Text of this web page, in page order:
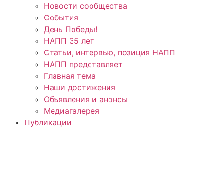
Новости сообщества
События
День Победы!
НАПП 35 лет
Статьи, интервью, позиция НАПП
НАПП представляет
Главная тема
Наши достижения
Объявления и анонсы
Медиагалерея
Публикации